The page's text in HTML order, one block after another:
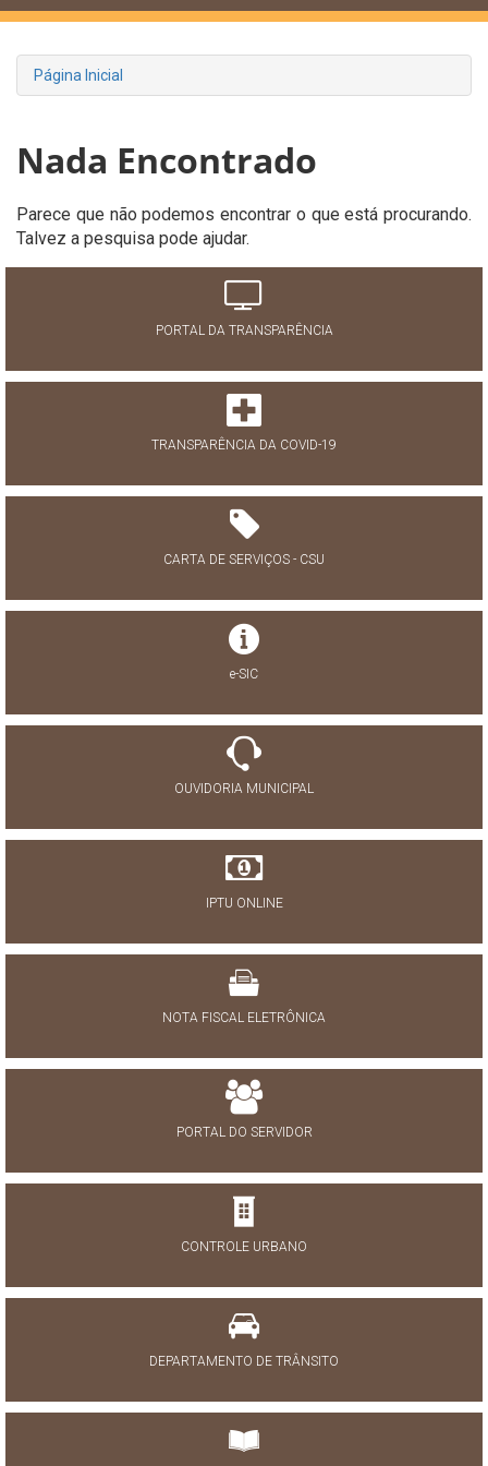
Página Inicial
Nada Encontrado
Parece que não podemos encontrar o que está procurando.
Talvez a pesquisa pode ajudar.
PORTAL DA TRANSPARÊNCIA
TRANSPARÊNCIA DA COVID-19
CARTA DE SERVIÇOS - CSU
e-SIC
OUVIDORIA MUNICIPAL
IPTU ONLINE
NOTA FISCAL ELETRÔNICA
PORTAL DO SERVIDOR
CONTROLE URBANO
DEPARTAMENTO DE TRÂNSITO